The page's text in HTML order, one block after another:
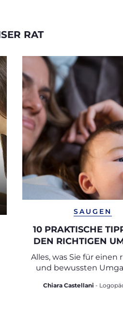
RAT
SAUGEN
10 PRAKTISCHE
DEN RICHTIGEN
MIT DEM
Alles, was Sie für einen
und bewussten
Chiara Castellani - Logopädin mit